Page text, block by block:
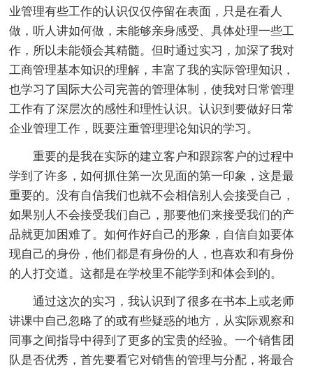
业管理有些工作的认识仅仅停留在表面，只是在看人
做，听人讲如何做，未能够亲身感受、具体处理一些工
作，所以未能领会其精髓。但时通过实习，加深了我对
工商管理基本知识的理解，丰富了我的实际管理知识，
也学习了国际大公司完善的管理体制，使我对日常管理
工作有了深层次的感性和理性认识。认识到要做好日常
企业管理工作，既要注重管理理论知识的学习。
重要的是我在实际的建立客户和跟踪客户的过程中
学到了许多，如何抓住第一次见面的第一印象，这是最
重要的。没有自信我们也就不会相信别人会接受自己，
如果别人不会接受我们自己，那要他们来接受我们的产
品就更加困难了。如何作好自己的形象，自信自如要体
现自己的身份，他们都是有身份的人，也喜欢和有身份
的人打交道。这都是在学校里不能学到和体会到的。
通过这次的实习，我认识到了很多在书本上或老师
讲课中自己忽略了的或有些疑惑的地方，从实际观察和
同事之间指导中得到了更多的宝贵的经验。一个销售团
队是否优秀，首先要看它对销售的管理与分配，将最合